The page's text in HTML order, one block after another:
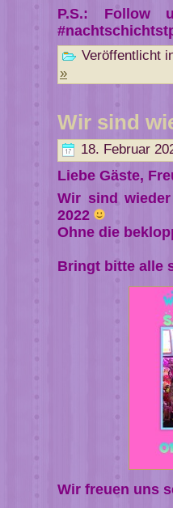
P.S.: Follow
Veröffentlicht
»
Wir sind
18. Februar
Liebe Gäste,
Wir sind
2022
Ohne die
Bringt bitte alle
Wir freuen uns